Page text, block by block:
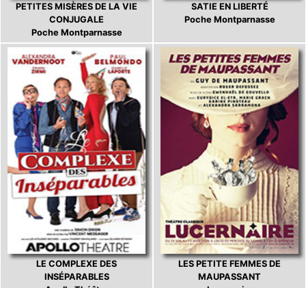
PETITES MISÈRES DE LA VIE
CONJUGALE
Poche Montparnasse
SATIE EN LIBERTÉ
Poche Montparnasse
LE COMPLEXE DES
INSÉPARABLES
LES PETITE FEMMES DE
MAUPASSANT